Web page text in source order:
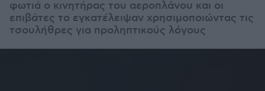
φωτιά ο κινητήρας του αεροπλάνου και οι
επιβάτες το εγκατέλειψαν χρησιμοποιώντας τις
τσουλήθρες για προληπτικούς λόγους